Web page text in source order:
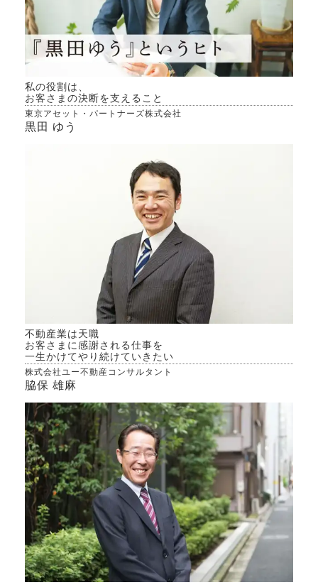
私の役割は、
お客さまの決断を支えること
東京アセット・パートナーズ株式会社
黒田 ゆう
不動産業は天職
お客さまに感謝される仕事を
一生かけてやり続けていきたい
株式会社ユー不動産コンサルタント
脇保 雄麻